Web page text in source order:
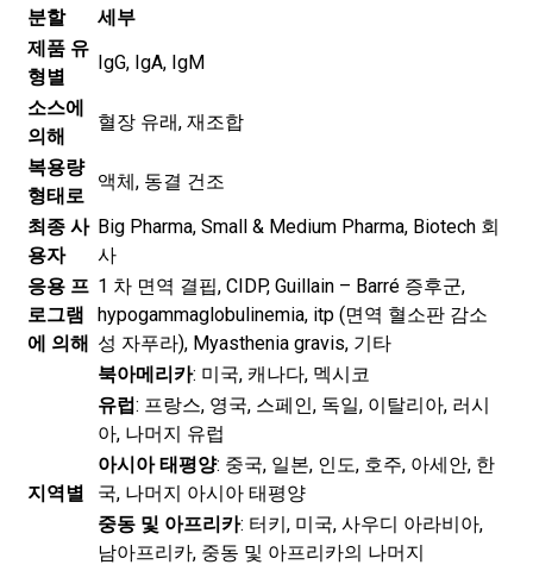
분할
세부
제품 유
형별
IgG, IgA, IgM
소스에
의해
혈장 유래, 재조합
복용량
형태로
액체, 동결 건조
최종 사
용자
Big Pharma, Small & Medium Pharma, Biotech 회
사
응용 프
로그램
에 의해
1 차 면역 결핍, CIDP, Guillain – Barré 증후군,
hypogammaglobulinemia, itp (면역 혈소판 감소
성 자푸라), Myasthenia gravis, 기타
지역별
북아메리카: 미국, 캐나다, 멕시코
유럽: 프랑스, 영국, 스페인, 독일, 이탈리아, 러시
아, 나머지 유럽
아시아 태평양: 중국, 일본, 인도, 호주, 아세안, 한
국, 나머지 아시아 태평양
중동 및 아프리카: 터키, 미국, 사우디 아라비아,
남아프리카, 중동 및 아프리카의 나머지